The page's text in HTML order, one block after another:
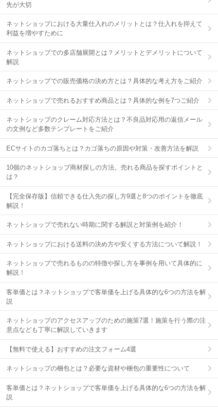
先が大切
ネットショップにおける大量仕入れのメリットとは？仕入れを抑えて
利益を増やすために
ネットショップでの多店舗展開とは？メリットとデメリットについて
解説
ネットショップでの販売価格の決め方とは？具体的な考え方をご紹介
ネットショップで売れるおすすめ商品とは？具体的な例を7つご紹介
ネットショップのクレーム対応方法とは？不良品対応用の返信メール
の文例など多数テンプレートをご紹介
ECサイトのカゴ落ちとは？カゴ落ちの原因や対策・改善方法を解説
10個のネットショップ商材探しの方法。売れる商品を探すポイントと
は？
【完全保存版】信頼できる仕入先の探し方9選と8つのポイントを徹底
解説！
ネットショップで売れない時期に関する解説と対策例を紹介！
ネットショップにおける送料の決め方や安くする方法について解説！
ネットショップで売れるものの特徴や探し方を事例を用いて具体的に
解説！
客単価とは？ネットショップで客単価を上げる具体的な6つの方法を解
説
ネットショップのアクセスアップのための施策7選！施策を行う際の注
意点なども丁寧に解説していきます
【無料で使える】おすすめの注文フォーム4選
ネットショップの梱包とは？必要な資材や梱包の重要性について
客単価とは？ネットショップで客単価を上げる具体的な6つの方法を解
説